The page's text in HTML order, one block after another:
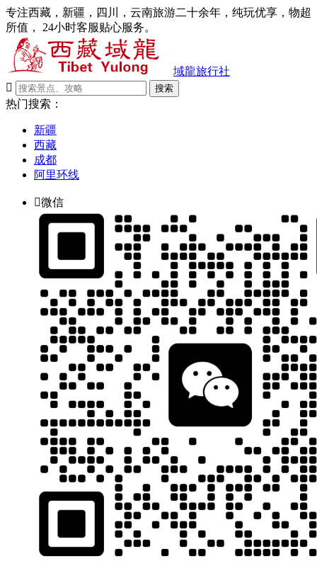
专注西藏，新疆，四川，云南旅游二十余年，纯玩优享，物超
所值， 24小时客服贴心服务。
域龍旅行社

搜索
热门搜索：
新疆
西藏
成都
阿里环线
微信